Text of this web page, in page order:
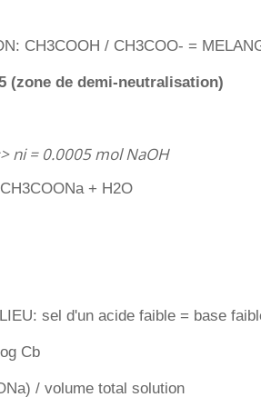
CH3COOH / CH3COO- =
(zone de demi-neutralisation)
ni = 0.0005 mol NaOH
+ H2O
sel d'un acide faible = base
Cb
/ volume total solution